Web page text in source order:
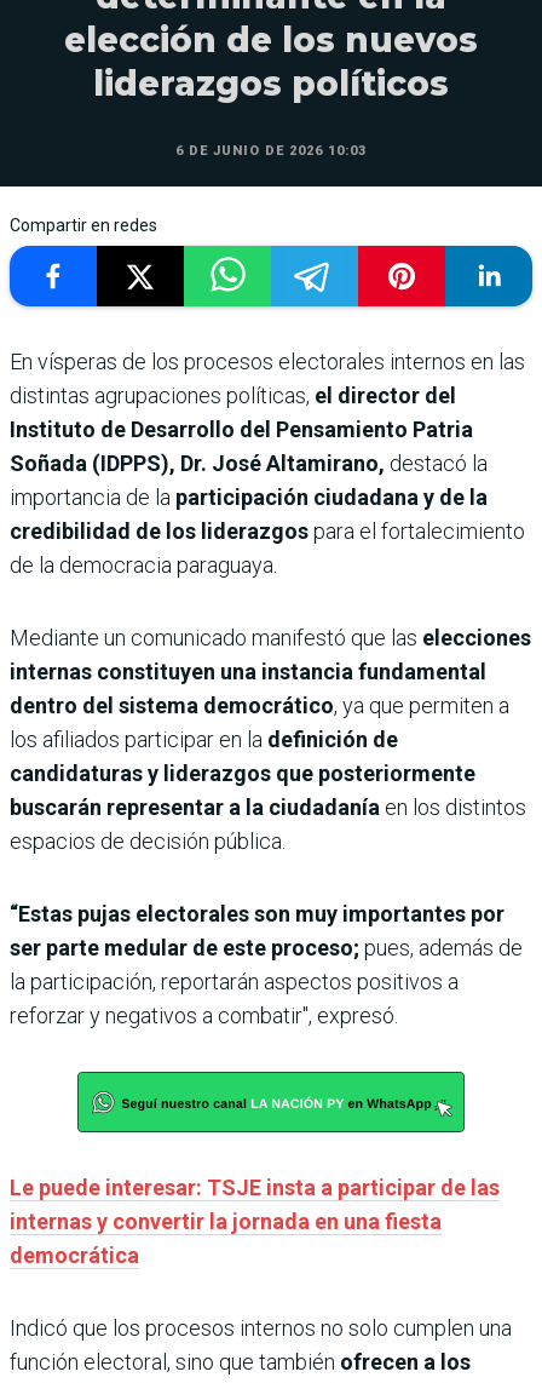
elección de los nuevos
liderazgos políticos
6 DE JUNIO DE 2026 10:03
Compartir en redes
En vísperas de los procesos electorales internos en las
distintas agrupaciones políticas, el director del
Instituto de Desarrollo del Pensamiento Patria
Soñada (IDPPS), Dr. José Altamirano, destacó la
importancia de la participación ciudadana y de la
credibilidad de los liderazgospara el fortalecimiento
de la democracia paraguaya.
Mediante un comunicado manifestó que las elecciones
internas constituyen una instancia fundamental
dentro del sistema democrático, ya que permiten a
los afiliados participar en la definición de
candidaturas y liderazgos que posteriormente
buscarán representar a la ciudadanía en los distintos
espacios de decisión pública.
“Estas pujas electorales son muy importantes por
ser parte medular de este proceso; pues, además de
la participación, reportarán aspectos positivos a
reforzar y negativos a combatir", expresó.
Le puede interesar: TSJE insta a participar de las
internas y convertir la jornada en una fiesta
democrática
Indicó que los procesos internos no solo cumplen una
función electoral, sino que también ofrecen a los